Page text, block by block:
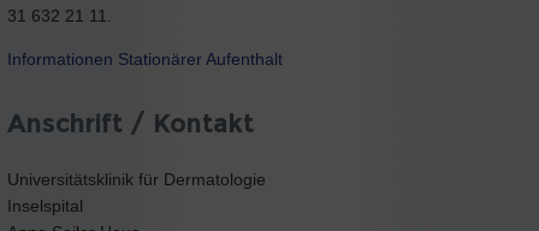
31 632 21 11.
Informationen Stationärer Aufenthalt
Anschrift / Kontakt
Universitätsklinik für Dermatologie
Inselspital